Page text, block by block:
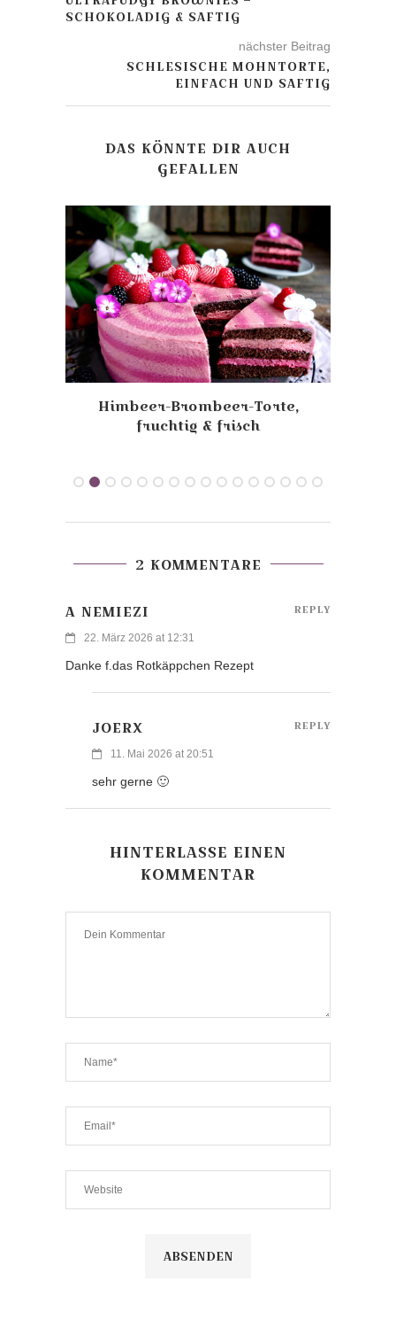
SCHOKOLADIG & SAFTIG
nächster Beitrag
SCHLESISCHE MOHNTORTE,
EINFACH UND SAFTIG
DAS KÖNNTE DIR AUCH
GEFALLEN
Himbeer-Brombeer-Torte,
fruchtig & frisch
2 KOMMENTARE
A NEMIEZI
22. März 2026 at 12:31
Danke f.das Rotkäppchen Rezept
REPLY
JOERX
11. Mai 2026 at 20:51
sehr gerne 🙂
REPLY
HINTERLASSE EINEN
KOMMENTAR